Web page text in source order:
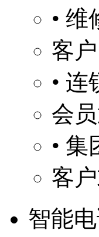
•
客
•
会
•
客
智能